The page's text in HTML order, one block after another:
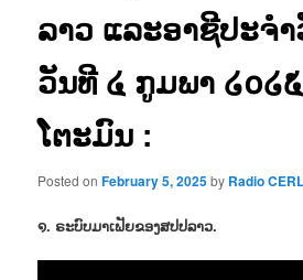
ລາວ ແລະອາຊີປະຈ
ວັນທີ ໔ ກູມພາ ໒໐໒
ໂຕະມົນ :
Posted onFebruary 5, 2025by Radio
໑. ຣະບົບມາເຟັຍຂອງສປປລາວ.